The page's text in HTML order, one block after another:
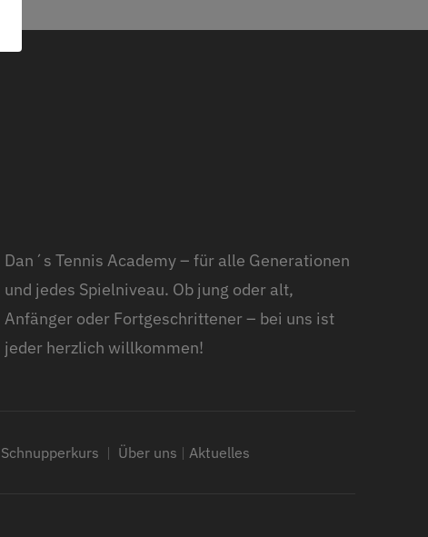
Dan´s Tennis Academy – für alle Generationen
und jedes Spielniveau. Ob jung oder alt,
Anfänger oder Fortgeschrittener – bei uns ist
jeder herzlich willkommen!
Schnupperkurs | Über uns | Aktuelles